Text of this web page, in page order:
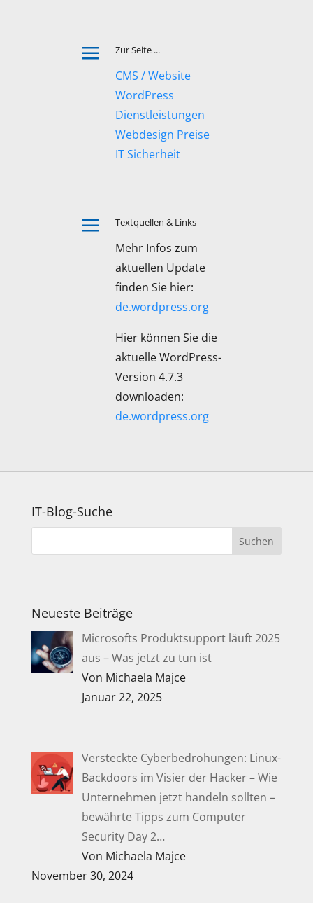
a Zur Seite ...
CMS / Website
WordPress
Dienstleistungen
Webdesign Preise
IT Sicherheit
a Textquellen & Links
Mehr Infos zum
aktuellen Update
finden Sie hier:
de.wordpress.org
Hier können Sie die
aktuelle WordPress-
Version 4.7.3
downloaden:
de.wordpress.org
IT-Blog-Suche
Neueste Beiträge
Microsofts Produktsupport läuft 2025
aus – Was jetzt zu tun ist
Von Michaela Majce
Januar 22, 2025
Versteckte Cyberbedrohungen: Linux-
Backdoors im Visier der Hacker – Wie
Unternehmen jetzt handeln sollten –
bewährte Tipps zum Computer
Security Day 2…
Von Michaela Majce
November 30, 2024